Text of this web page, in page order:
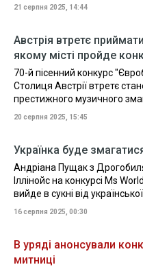
21 серпня 2025, 14:44
Австрія втретє
якому місті пройде
70-й пісенний конкурс
Столиця Австрії втретє
престижного музичного
20 серпня 2025, 15:45
Українка буде
Андріана Пущак з
Іллінойс на конкурсі Ms
вийде в сукні від
16 серпня 2025, 00:30
В уряді анонсували
митниці